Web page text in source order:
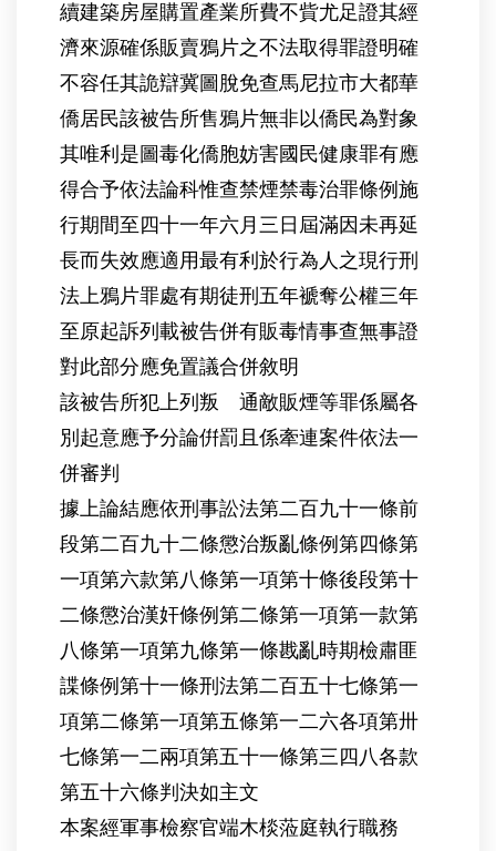
續建築房屋購置產業所費不貲尤足證其經
濟來源確係販賣鴉片之不法取得罪證明確
不容任其詭辯冀圖脫免查馬尼拉市大都華
僑居民該被告所售鴉片無非以僑民為對象
其唯利是圖毒化僑胞妨害國民健康罪有應
得合予依法論科惟查禁煙禁毒治罪條例施
行期間至四十一年六月三日屆滿因未再延
長而失效應適用最有利於行為人之現行刑
法上鴉片罪處有期徒刑五年褫奪公權三年
至原起訴列載被告併有販毒情事查無事證
對此部分應免置議合併敘明
該被告所犯上列叛 通敵販煙等罪係屬各
別起意應予分論倂罰且係牽連案件依法一
併審判
據上論結應依刑事訟法第二百九十一條前
段第二百九十二條懲治叛亂條例第四條第
一項第六款第八條第一項第十條後段第十
二條懲治漢奸條例第二條第一項第一款第
八條第一項第九條第一條戡亂時期檢肅匪
諜條例第十一條刑法第二百五十七條第一
項第二條第一項第五條第一二六各項第卅
七條第一二兩項第五十一條第三四八各款
第五十六條判決如主文
本案經軍事檢察官端木棪蒞庭執行職務